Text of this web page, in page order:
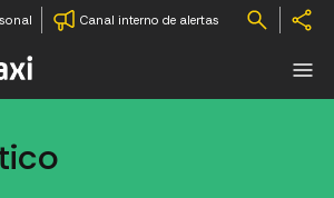
Canal interno de alertas